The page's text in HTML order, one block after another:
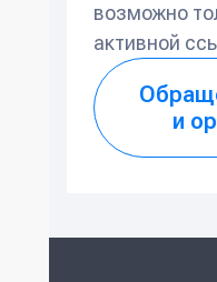
возможно
активной
и